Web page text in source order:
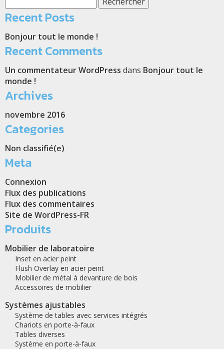
Recent Posts
Bonjour tout le monde !
Recent Comments
Un commentateur WordPress dans Bonjour tout le
monde !
Archives
novembre 2016
Categories
Non classifié(e)
Meta
Connexion
Flux des publications
Flux des commentaires
Site de WordPress-FR
Produits
Mobilier de laboratoire
Inset en acier peint
Flush Overlay en acier peint
Mobilier de métal à devanture de bois
Accessoires de mobilier
Systèmes ajustables
Système de tables avec services intégrés
Chariots en porte-à-faux
Tables diverses
Système en porte-à-faux